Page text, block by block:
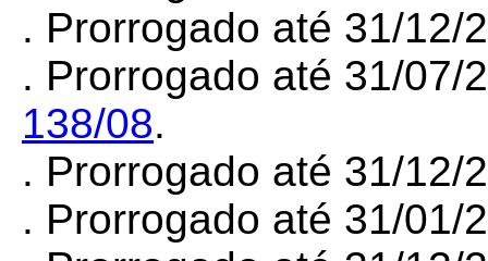
. Prorrogado até 31/
. Prorrogado até 31/07/
138/08.
. Prorrogado até 31/
. Prorrogado até 31/